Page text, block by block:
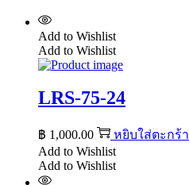
Add to Wishlist
Add to Wishlist
LRS-75-24
฿ 1,000.00
หยิบใส่ตะกร้า
Add to Wishlist
Add to Wishlist